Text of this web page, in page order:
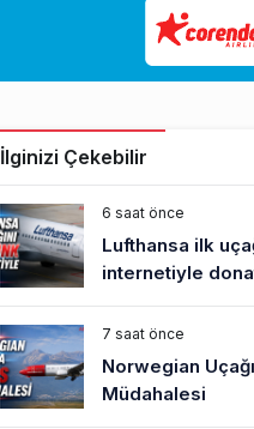
İlginizi Çekebilir
6 saat önce
Lufthansa ilk
internetiyle
7 saat önce
Norwegian
Müdahalesi